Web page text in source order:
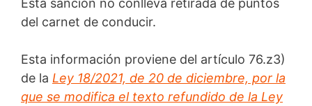
Esta sanción no conlleva retirada de puntos
del carnet de conducir.
Esta información proviene del artículo 76.z3)
de la Ley 18/2021, de 20 de diciembre, por la
que se modifica el texto refundido de la Ley